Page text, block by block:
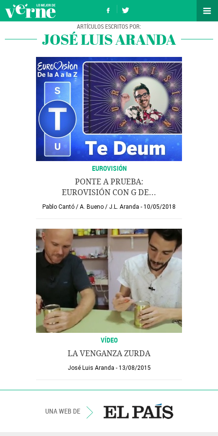
JOSÉ LUIS ARANDA
EUROVISIÓN
PONTE A PRUEBA:
EUROVISIÓN CON G DE...
Pablo Cantó / A. Bueno / J.L. Aranda 10/05/2018
VÍDEO
LA VENGANZA ZURDA
José Luis Aranda 13/08/2015
UNA WEB DE